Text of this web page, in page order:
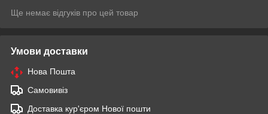
Ще немає відгуків про цей товар
Умови доставки
Нова Пошта
Самовивіз
Доставка кур'єром Нової пошти